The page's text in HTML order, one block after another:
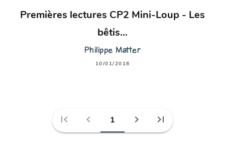
Premières lectures CP2 Mini-Loup - Les
bêtis…
Philippe Matter
10/01/2018
first_page chevron_left 1 chevron_right last_page